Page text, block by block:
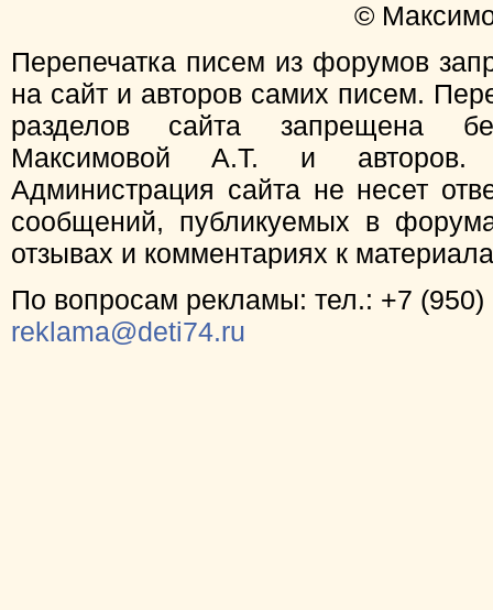
©
Перепечатка писем из форумов
на сайт и авторов самих писем.
разделов сайта запрещена
Максимовой А.Т. и
Администрация сайта не несет
сообщений, публикуемых в
отзывах и комментариях к
По вопросам рекламы: тел.: +7 (950)
reklama@deti74.ru